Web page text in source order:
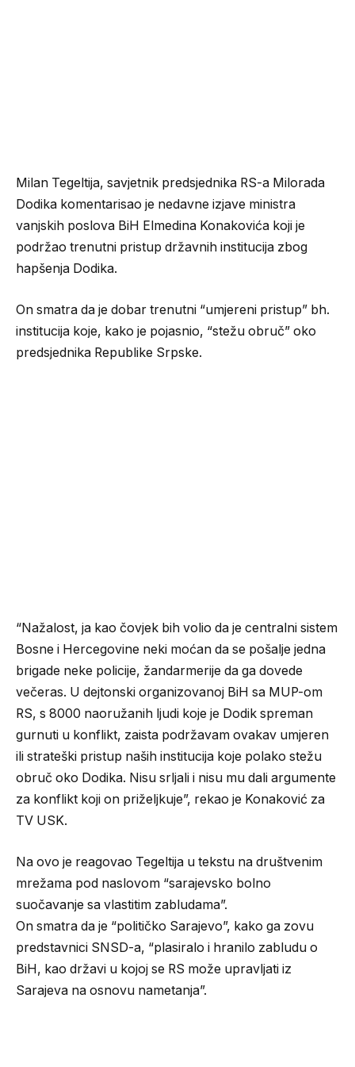
Milan Tegeltija, savjetnik predsjednika RS-a Milorada
Dodika komentarisao je nedavne izjave ministra
vanjskih poslova BiH Elmedina Konakovića koji je
podržao trenutni pristup državnih institucija zbog
hapšenja Dodika.
On smatra da je dobar trenutni “umjereni pristup” bh.
institucija koje, kako je pojasnio, “stežu obruč” oko
predsjednika Republike Srpske.
“Nažalost, ja kao čovjek bih volio da je centralni sistem
Bosne i Hercegovine neki moćan da se pošalje jedna
brigade neke policije, žandarmerije da ga dovede
večeras. U dejtonski organizovanoj BiH sa MUP-om
RS, s 8000 naoružanih ljudi koje je Dodik spreman
gurnuti u konflikt, zaista podržavam ovakav umjeren
ili strateški pristup naših institucija koje polako stežu
obruč oko Dodika. Nisu srljali i nisu mu dali argumente
za konflikt koji on priželjkuje”, rekao je Konaković za
TV USK.
Na ovo je reagovao Tegeltija u tekstu na društvenim
mrežama pod naslovom “sarajevsko bolno
suočavanje sa vlastitim zabludama”.
On smatra da je “političko Sarajevo”, kako ga zovu
predstavnici SNSD-a, “plasiralo i hranilo zabludu o
BiH, kao državi u kojoj se RS može upravljati iz
Sarajeva na osnovu nametanja”.